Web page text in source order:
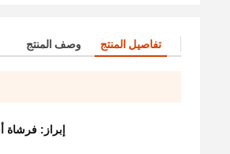
تفاصيل المنتج وصف المنتج
إبراز: فرشاة أسنان كهربائية